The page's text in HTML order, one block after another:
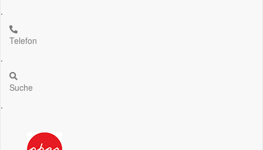
.
Telefon
.
Suche
.